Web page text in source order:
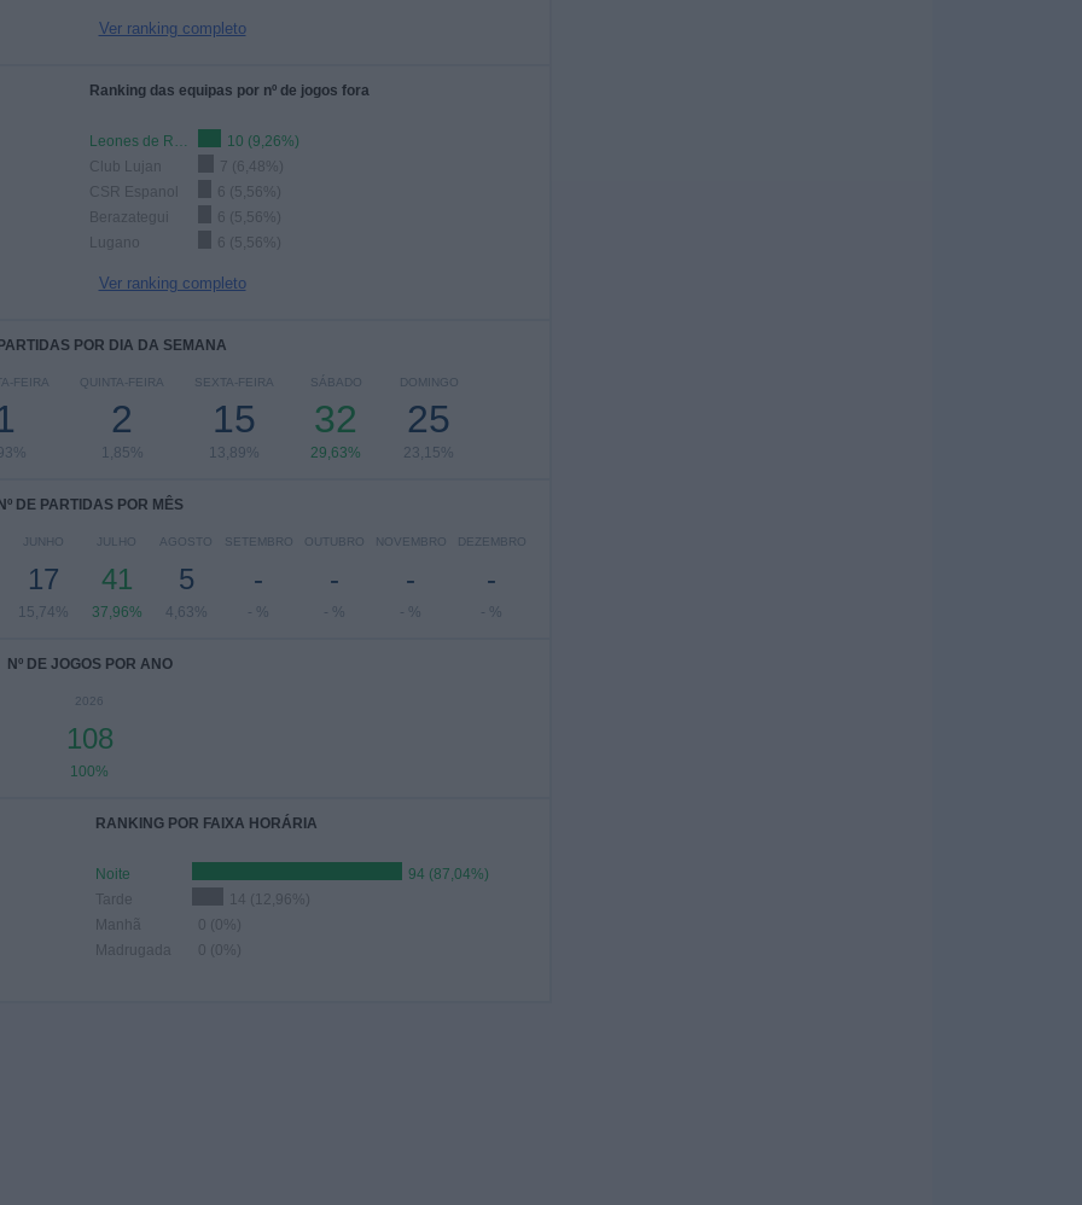
Ver ranking completo
Ranking das equipas por nº de jogos fora
Leones de Rosario
10 (9,26%)
Club Lujan
7 (6,48%)
CSR Espanol
6 (5,56%)
Berazategui
6 (5,56%)
Lugano
6 (5,56%)
Ver ranking completo
POR DIA DA SEMANA
FEIRA QUINTA-FEIRA
2
1,85%
SEXTA-FEIRA
15
13,89%
SÁBADO
32
29,63%
DOMINGO
25
23,15%
Nº DE PARTIDAS POR MÊS
JUNHO
17
15,74%
JULHO
41
37,96%
AGOSTO
5
4,63%
SETEMBRO
-
- %
OUTUBRO
-
- %
NOVEMBRO
-
- %
DEZEMBRO
-
- %
Nº DE JOGOS POR ANO
2026
108
100%
RANKING POR FAIXA HORÁRIA
Noite
94 (87,04%)
Tarde
14 (12,96%)
Manhã
0 (0%)
Madrugada
0 (0%)